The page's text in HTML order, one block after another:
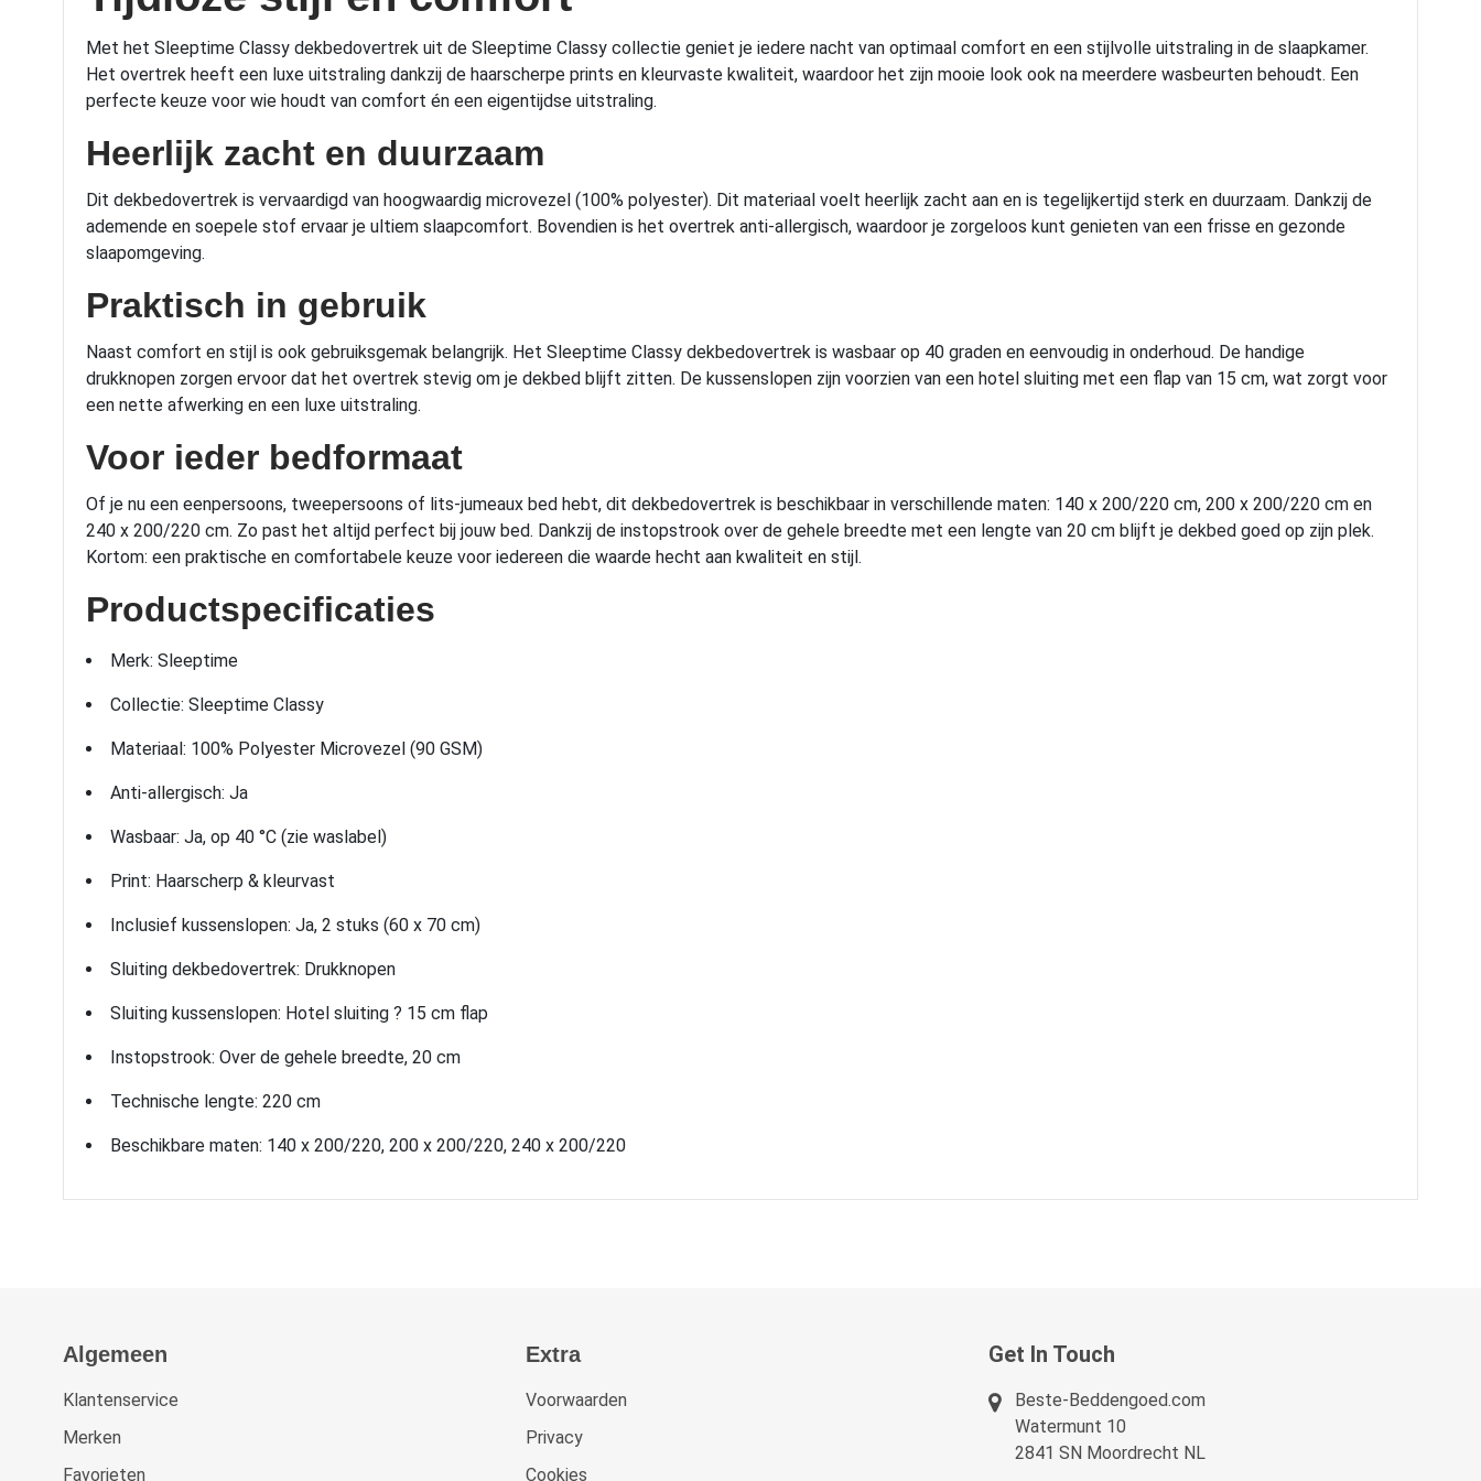
Met het Sleeptime Classy dekbedovertrek uit de Sleeptime Classy collectie geniet je iedere nacht van optimaal comfort en een stijlvolle uitstraling in de slaapkamer.
Het overtrek heeft een luxe uitstraling dankzij de haarscherpe prints en kleurvaste kwaliteit, waardoor het zijn mooie look ook na meerdere wasbeurten behoudt. Een
perfecte keuze voor wie houdt van comfort én een eigentijdse uitstraling.
Heerlijk zacht en duurzaam
Dit dekbedovertrek is vervaardigd van hoogwaardig microvezel (100% polyester). Dit materiaal voelt heerlijk zacht aan en is tegelijkertijd sterk en duurzaam. Dankzij de
ademende en soepele stof ervaar je ultiem slaapcomfort. Bovendien is het overtrek anti-allergisch, waardoor je zorgeloos kunt genieten van een frisse en gezonde
slaapomgeving.
Praktisch in gebruik
Naast comfort en stijl is ook gebruiksgemak belangrijk. Het Sleeptime Classy dekbedovertrek is wasbaar op 40 graden en eenvoudig in onderhoud. De handige
drukknopen zorgen ervoor dat het overtrek stevig om je dekbed blijft zitten. De kussenslopen zijn voorzien van een hotel sluiting met een flap van 15 cm, wat zorgt voor
een nette afwerking en een luxe uitstraling.
Voor ieder bedformaat
Of je nu een eenpersoons, tweepersoons of lits-jumeaux bed hebt, dit dekbedovertrek is beschikbaar in verschillende maten: 140 x 200/220 cm, 200 x 200/220 cm en
240 x 200/220 cm. Zo past het altijd perfect bij jouw bed. Dankzij de instopstrook over de gehele breedte met een lengte van 20 cm blijft je dekbed goed op zijn plek.
Kortom: een praktische en comfortabele keuze voor iedereen die waarde hecht aan kwaliteit en stijl.
Productspecificaties
Merk: Sleeptime
Collectie: Sleeptime Classy
Materiaal: 100% Polyester Microvezel (90 GSM)
Anti-allergisch: Ja
Wasbaar: Ja, op 40 °C (zie waslabel)
Print: Haarscherp & kleurvast
Inclusief kussenslopen: Ja, 2 stuks (60 x 70 cm)
Sluiting dekbedovertrek: Drukknopen
Sluiting kussenslopen: Hotel sluiting ? 15 cm flap
Instopstrook: Over de gehele breedte, 20 cm
Technische lengte: 220 cm
Beschikbare maten: 140 x 200/220, 200 x 200/220, 240 x 200/220
Algemeen
Klantenservice
Merken
Favorieten
Extra
Voorwaarden
Privacy
Cookies
Get In Touch
Beste-Beddengoed.com
Watermunt 10
2841 SN Moordrecht NL